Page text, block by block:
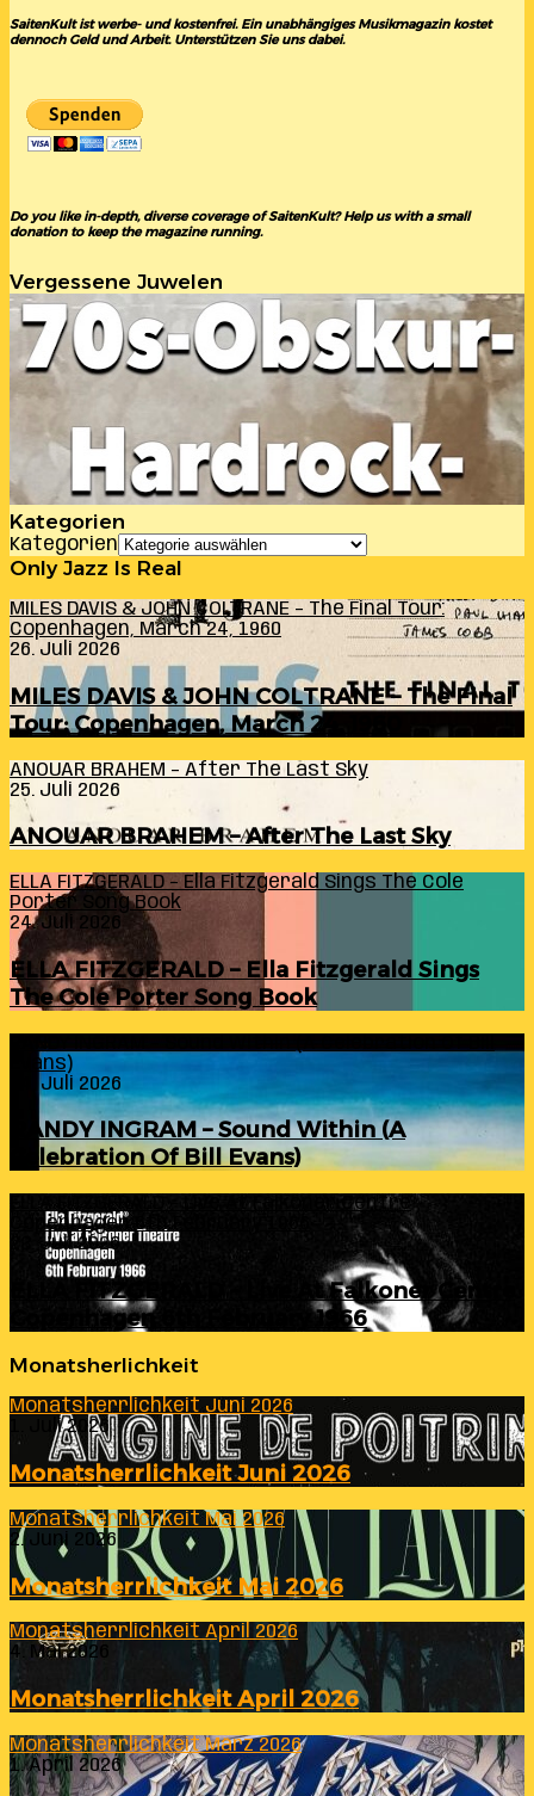
SaitenKult ist werbe- und kostenfrei. Ein unabhängiges Musikmagazin kostet
dennoch Geld und Arbeit. Unterstützen Sie uns dabei.
Do you like in-depth, diverse coverage of SaitenKult? Help us with a small
donation to keep the magazine running.
Vergessene Juwelen
Kategorien
Kategorien
Only Jazz Is Real
MILES DAVIS & JOHN COLTRANE – The Final Tour:
Copenhagen, March 24, 1960
26. Juli 2026
MILES DAVIS & JOHN COLTRANE – The Final
Tour: Copenhagen, March 24, 1960
ANOUAR BRAHEM – After The Last Sky
25. Juli 2026
ANOUAR BRAHEM – After The Last Sky
ELLA FITZGERALD – Ella Fitzgerald Sings The Cole
Porter Song Book
24. Juli 2026
ELLA FITZGERALD – Ella Fitzgerald Sings
The Cole Porter Song Book
Evans)
24. Juli 2026
RANDY INGRAM – Sound Within (A
Celebration Of Bill Evans)
ELLA FITZGERALD – Live At Falkoner Centre
Copenhagen 6th February 1966
23. Juli 2026
ELLA FITZGERALD – Live At Falkoner Centre
Copenhagen 6th February 1966
Monatsherlichkeit
Monatsherrlichkeit Juni 2026
1. Juli 2026
Monatsherrlichkeit Juni 2026
Monatsherrlichkeit Mai 2026
2. Juni 2026
Monatsherrlichkeit Mai 2026
Monatsherrlichkeit April 2026
4. Mai 2026
Monatsherrlichkeit April 2026
Monatsherrlichkeit März 2026
1. April 2026